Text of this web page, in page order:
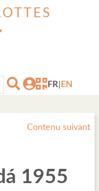
FR EN
Contenu suivant
1955